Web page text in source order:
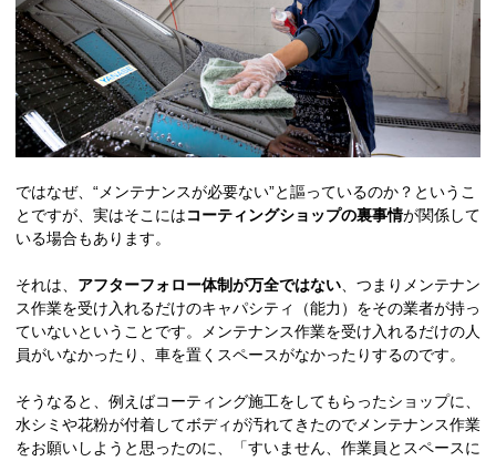
ではなぜ、“メンテナンスが必要ない”と謳っているのか？というこ
とですが、実はそこにはコーティングショップの裏事情が関係して
いる場合もあります。
それは、 アフターフォロー体制が万全ではない 、つまりメンテナン
ス作業を受け入れるだけのキャパシティ（能力）をその業者が持っ
ていないということです。メンテナンス作業を受け入れるだけの人
員がいなかったり、車を置くスペースがなかったりするのです。
そうなると、例えばコーティング施工をしてもらったショップに、
水シミや花粉が付着してボディが汚れてきたのでメンテナンス作業
をお願いしようと思ったのに、「すいません、作業員とスペースに